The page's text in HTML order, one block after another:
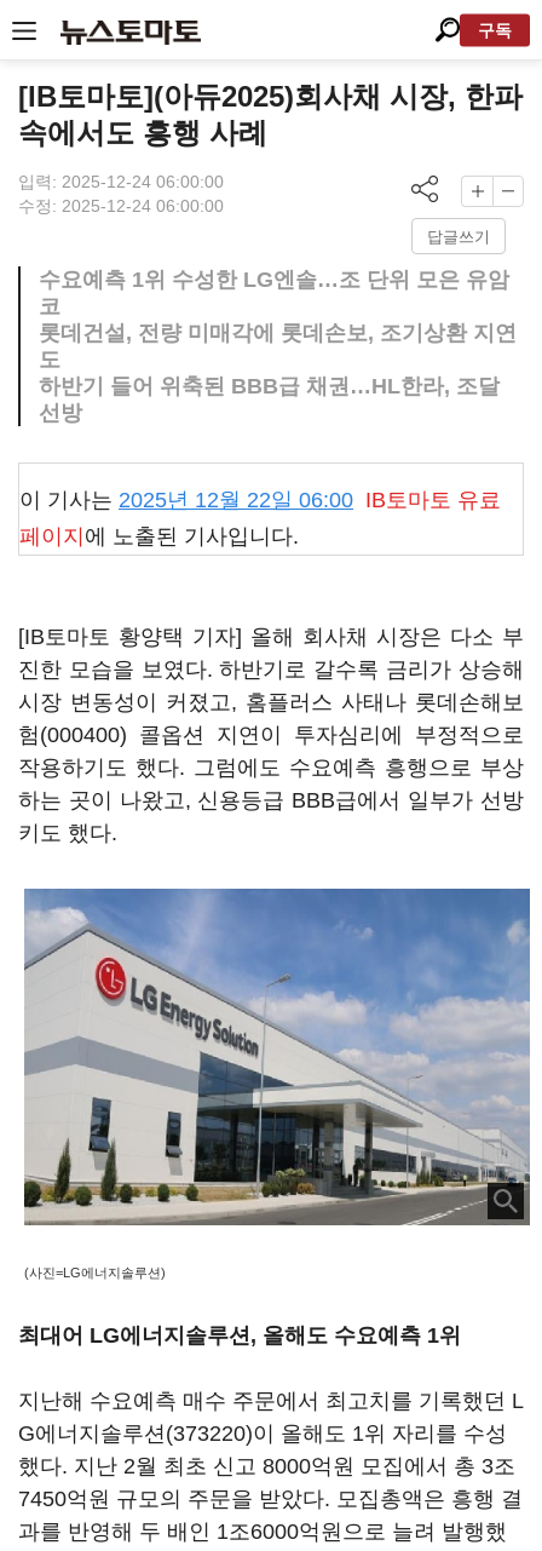
구독
[IB토마토](아듀2025)회사채 시장, 한파
속에서도 흥행 사례
입력: 2025-12-24 06:00:00
수정: 2025-12-24 06:00:00
답글쓰기
수요예측 1위 수성한 LG엔솔…조 단위 모은 유암
코
롯데건설, 전량 미매각에 롯데손보, 조기상환 지연
도
하반기 들어 위축된 BBB급 채권…HL한라, 조달
선방
이 기사는 2025년 12월 22일 06:00 IB토마토 유료
페이지 에 노출된 기사입니다.
[IB토마토 황양택 기자] 올해 회사채 시장은 다소 부
진한 모습을 보였다. 하반기로 갈수록 금리가 상승해
시장 변동성이 커졌고, 홈플러스 사태나 롯데손해보
험(000400) 콜옵션 지연이 투자심리에 부정적으로
작용하기도 했다. 그럼에도 수요예측 흥행으로 부상
하는 곳이 나왔고, 신용등급 BBB급에서 일부가 선방
키도 했다.
(사진=LG에너지솔루션)
최대어 LG에너지솔루션, 올해도 수요예측 1위
지난해 수요예측 매수 주문에서 최고치를 기록했던 L
G에너지솔루션(373220)이 올해도 1위 자리를 수성
했다. 지난 2월 최초 신고 8000억원 모집에서 총 3조
7450억원 규모의 주문을 받았다. 모집총액은 흥행 결
과를 반영해 두 배인 1조6000억원으로 늘려 발행했